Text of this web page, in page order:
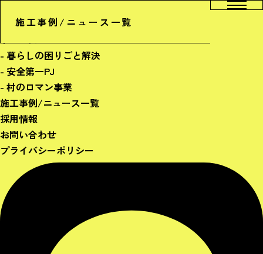
施工事例/ニュース一覧
会社概要
サービス
- 暮らしの困りごと解決
- 安全第一PJ
- 村のロマン事業
施工事例/ニュース一覧
採用情報
お問い合わせ
プライバシーポリシー